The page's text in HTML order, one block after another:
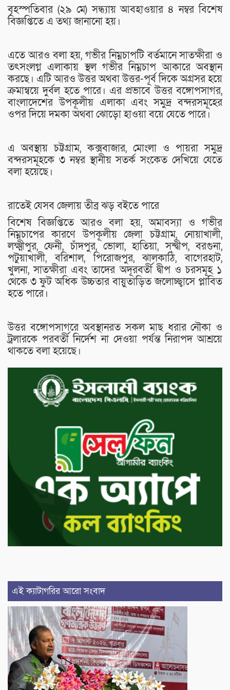
বৃহস্পতিবার (২৯ মে) সন্ধ্যায় আবহাওয়ার ৪ নম্বর বিশেষ
বিজ্ঞপ্তিতে এ তথ্য জানানো হয়।
এতে আরও বলা হয়, গভীর নিম্নচাপটি বর্তমানে সাতক্ষীরা ও
তৎসংলগ্ন এলাকায় স্থল গভীর নিম্নচাপ আকারে অবস্থান
করছে। এটি আরও উত্তর অথবা উত্তর-পূর্ব দিকে অগ্রসর হয়ে
ক্রমান্বয়ে দুর্বল হতে পারে। এর প্রভাবে উত্তর বঙ্গোপসাগর,
বাংলাদেশের উপকূলীয় এলাকা এবং সমুদ্র বন্দরসমূহের
ওপর দিয়ে দমকা অথবা ঝোড়ো হাওয়া বয়ে যেতে পারে।
এ অবস্থায় চট্টগ্রাম, কক্সবাজার, মোংলা ও পায়রা সমুদ্র
বন্দরসমূহকে ৩ নম্বর স্থানীয় সতর্ক সংকেত দেখিয়ে যেতে
বলা হয়েছে।
রাতেই যেসব জেলায় তীব্র ঝড় বইতে পারে
বিশেষ বিজ্ঞপ্তিতে আরও বলা হয়, অমাবস্যা ও গভীর
নিম্নচাপের কারণে উপকূলীয় জেলা চট্টগ্রাম, নোয়াখালী,
লক্ষ্মীপুর, ফেনী, চাঁদপুর, ভোলা, হাতিয়া, সন্দ্বীপ, বরগুনা,
পটুয়াখালী, বরিশাল, পিরোজপুর, ঝালকাঠি, বাগেরহাট,
খুলনা, সাতক্ষীরা এবং তাদের অদূরবর্তী দ্বীপ ও চরসমূহ ১
থেকে ৩ ফুট অধিক উচ্চতার বায়ুতাড়িত জলোচ্ছ্বাসে প্লাবিত
হতে পারে।
উত্তর বঙ্গোপসাগরে অবস্থানরত সকল মাছ ধরার নৌকা ও
ট্রলারকে পরবর্তী নির্দেশ না দেওয়া পর্যন্ত নিরাপদ আশ্রয়ে
থাকতে বলা হয়েছে।
এই ক্যাটাগরির আরো সংবাদ